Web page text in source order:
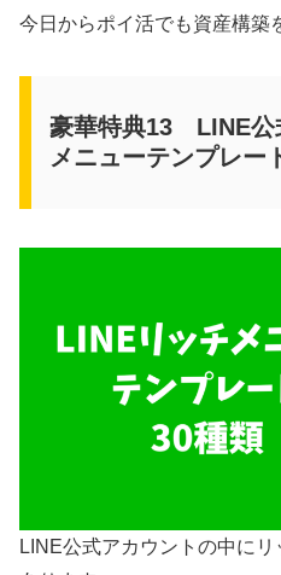
今日からポイ活でも資産構築
豪華特典13 LINE公
メニューテンプレー
LINE公式アカウントの中に